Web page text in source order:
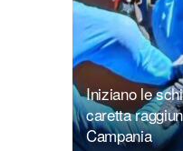
Iniziano le
caretta
Campania